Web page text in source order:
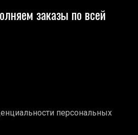
заказы по всей
персональных